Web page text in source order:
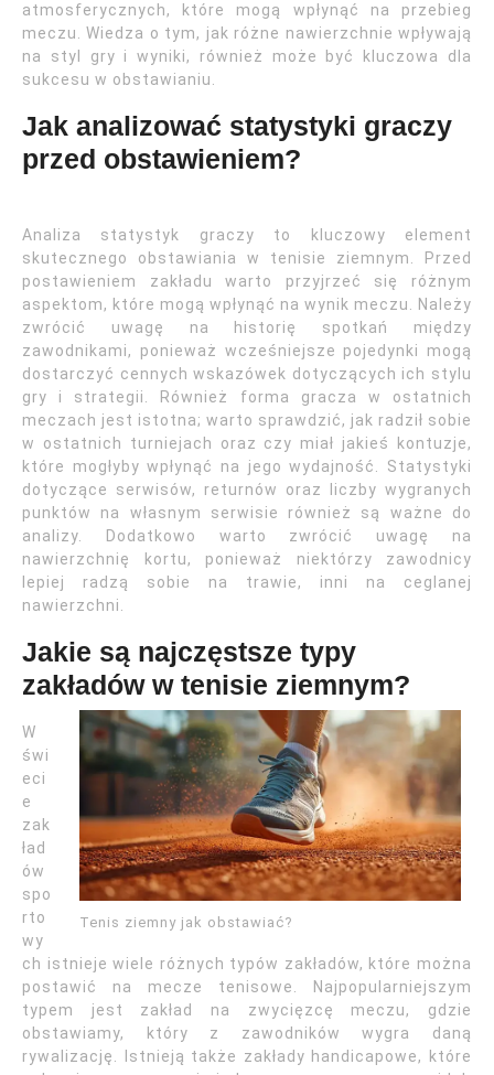
atmosferycznych, które mogą wpłynąć na przebieg
meczu. Wiedza o tym, jak różne nawierzchnie wpływają
na styl gry i wyniki, również może być kluczowa dla
sukcesu w obstawianiu.
Jak analizować statystyki graczy
przed obstawieniem?
Analiza statystyk graczy to kluczowy element
skutecznego obstawiania w tenisie ziemnym. Przed
postawieniem zakładu warto przyjrzeć się różnym
aspektom, które mogą wpłynąć na wynik meczu. Należy
zwrócić uwagę na historię spotkań między
zawodnikami, ponieważ wcześniejsze pojedynki mogą
dostarczyć cennych wskazówek dotyczących ich stylu
gry i strategii. Również forma gracza w ostatnich
meczach jest istotna; warto sprawdzić, jak radził sobie
w ostatnich turniejach oraz czy miał jakieś kontuzje,
które mogłyby wpłynąć na jego wydajność. Statystyki
dotyczące serwisów, returnów oraz liczby wygranych
punktów na własnym serwisie również są ważne do
analizy. Dodatkowo warto zwrócić uwagę na
nawierzchnię kortu, ponieważ niektórzy zawodnicy
lepiej radzą sobie na trawie, inni na ceglanej
nawierzchni.
Jakie są najczęstsze typy
zakładów w tenisie ziemnym?
Tenis ziemny jak obstawiać?
W
świ
eci
e
zak
ład
ów
spo
rto
wy
ch istnieje wiele różnych typów zakładów, które można
postawić na mecze tenisowe. Najpopularniejszym
typem jest zakład na zwycięzcę meczu, gdzie
obstawiamy, który z zawodników wygra daną
rywalizację. Istnieją także zakłady handicapowe, które